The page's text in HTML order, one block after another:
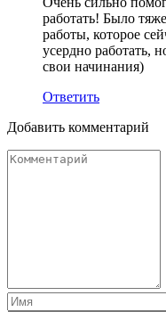
работать! Было
работы, которое
усердно работать,
свои начинания)
Ответить
Добавить комментарий